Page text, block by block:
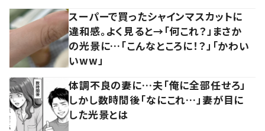
スーパーで買ったシャインマスカットに
違和感。よく見ると→「何これ？」まさか
の光景に…「こんなところに！？」「かわい
いww」
体調不良の妻に…夫「俺に全部任せろ」
しかし数時間後「なにこれ…」妻が目に
した光景とは